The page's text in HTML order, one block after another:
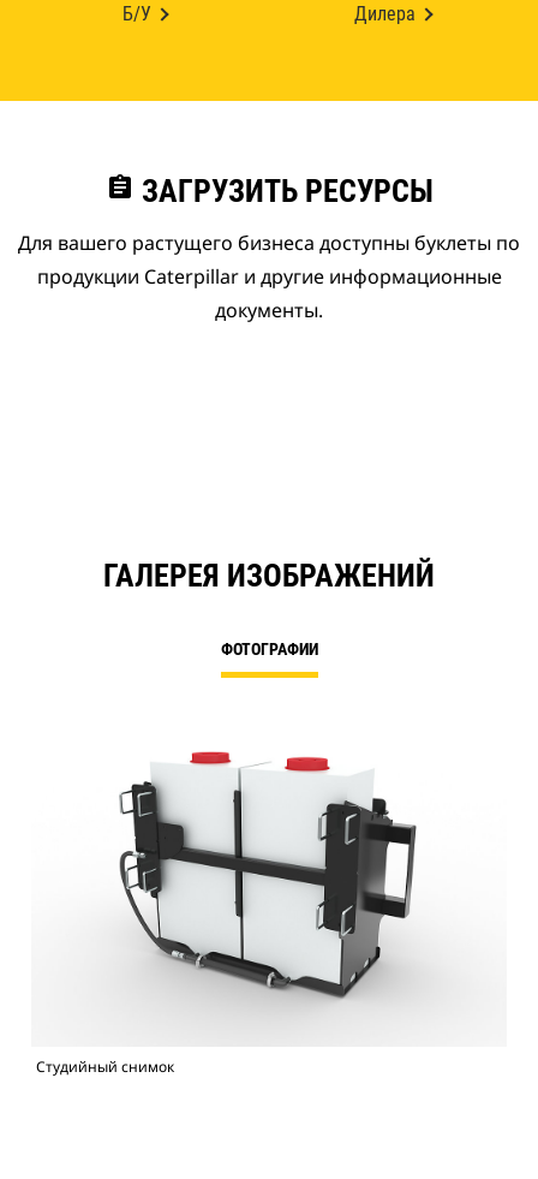
Б/У
Дилера
assignment ЗАГРУЗИТЬ РЕСУРСЫ
Для вашего растущего бизнеса доступны буклеты по
продукции Caterpillar и другие информационные
документы.
ГАЛЕРЕЯ ИЗОБРАЖЕНИЙ
ФОТОГРАФИИ
Студийный снимок